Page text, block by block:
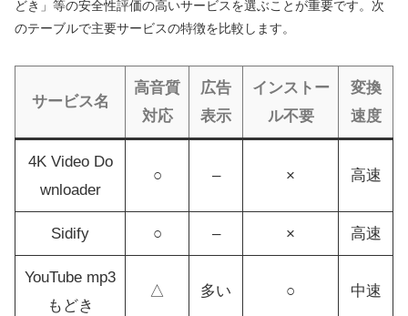
どき」等の安全性評価の高いサービスを選ぶことが重要です。次
のテーブルで主要サービスの特徴を比較します。
サービス名
高音質
対応
広告
表示
インストー
ル不要
変換
速度
4K Video Do
wnloader
○ – × 高速
Sidify ○ – × 高速
YouTube mp3
もどき
△ 多い ○ 中速